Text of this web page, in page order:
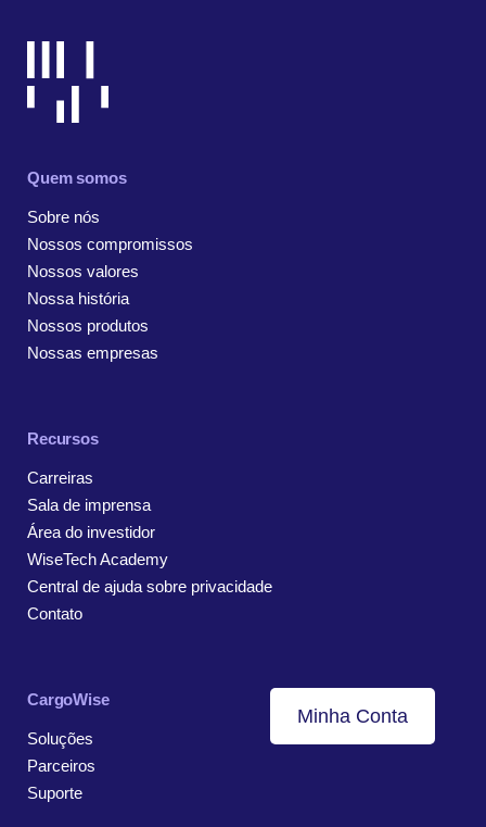
Quem somos
Sobre nós
Nossos compromissos
Nossos valores
Nossa história
Nossos produtos
Nossas empresas
Recursos
Carreiras
Sala de imprensa
Área do investidor
WiseTech Academy
Central de ajuda sobre privacidade
Contato
CargoWise
Soluções
Parceiros
Suporte
Minha Conta